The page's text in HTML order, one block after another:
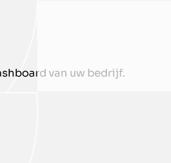
van uw bedrijf.